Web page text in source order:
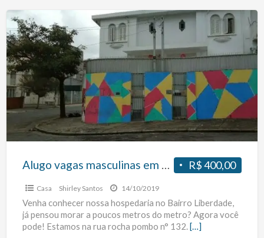
Alugo
vagas
masculinas
em
quartos
compartilhados
no
bairro
da
Liberdade.
R$ 400,00
Alugo vagas masculinas em quartos compartilhados no bairro da Liberdade.
Casa Shirley Santos 14/10/2019
Venha conhecer nossa hospedaria no Bairro Liberdade,
já pensou morar a poucos metros do metro? Agora você
pode! Estamos na rua rocha pombo n° 132.[…]